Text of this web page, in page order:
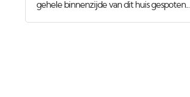
gehele binnenzijde van dit huis gespoten.